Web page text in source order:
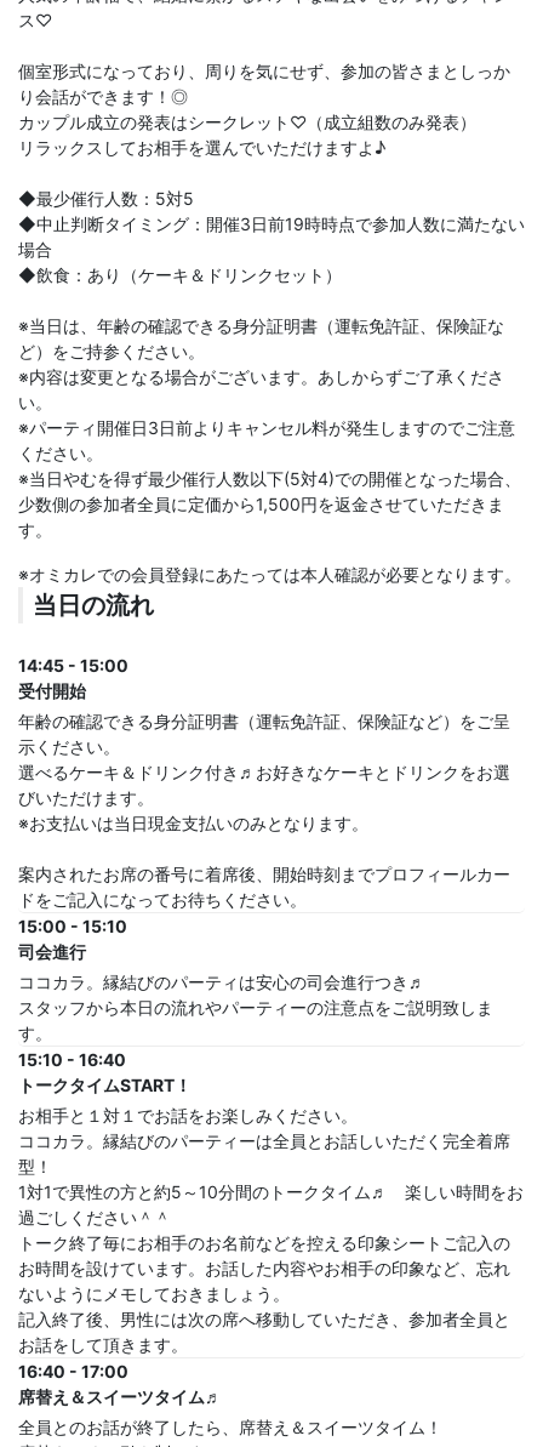
ス♡
個室形式になっており、周りを気にせず、参加の皆さまとしっか
り会話ができます！◎
カップル成立の発表はシークレット♡（成立組数のみ発表）
リラックスしてお相手を選んでいただけますよ♪
◆最少催行人数：5対5
◆中止判断タイミング：開催3日前19時時点で参加人数に満たない
場合
◆飲食：あり（ケーキ＆ドリンクセット）
※当日は、年齢の確認できる身分証明書（運転免許証、保険証な
ど）をご持参ください。
※内容は変更となる場合がございます。あしからずご了承くださ
い。
※パーティ開催日3日前よりキャンセル料が発生しますのでご注意
ください。
※当日やむを得ず最少催行人数以下(5対4)での開催となった場合、
少数側の参加者全員に定価から1,500円を返金させていただきま
す。
※オミカレでの会員登録にあたっては本人確認が必要となります。
当日の流れ
14:45 - 15:00
受付開始
年齢の確認できる身分証明書（運転免許証、保険証など）をご呈
示ください。
選べるケーキ＆ドリンク付き♬お好きなケーキとドリンクをお選
びいただけます。
※お支払いは当日現金支払いのみとなります。
案内されたお席の番号に着席後、開始時刻までプロフィールカー
ドをご記入になってお待ちください。
15:00 - 15:10
司会進行
ココカラ。縁結びのパーティは安心の司会進行つき♬
スタッフから本日の流れやパーティーの注意点をご説明致しま
す。
15:10 - 16:40
トークタイムSTART！
お相手と１対１でお話をお楽しみください。
ココカラ。縁結びのパーティーは全員とお話しいただく完全着席
型！
1対1で異性の方と約5～10分間のトークタイム♬ 楽しい時間をお
過ごしください＾＾
トーク終了毎にお相手のお名前などを控える印象シートご記入の
お時間を設けています。お話した内容やお相手の印象など、忘れ
ないようにメモしておきましょう。
記入終了後、男性には次の席へ移動していただき、参加者全員と
お話をして頂きます。
16:40 - 17:00
席替え＆スイーツタイム♬
全員とのお話が終了したら、席替え＆スイーツタイム！